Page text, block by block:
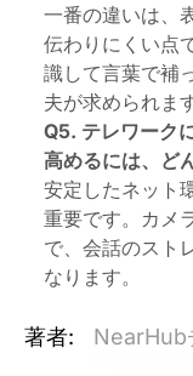
一番の違いは、
伝わりにくい点
識して言葉で補
夫が求められます
Q5. テレワーク
高めるには、ど
安定したネット
重要です。カメ
で、会話のスト
なります。
著者: NearHub